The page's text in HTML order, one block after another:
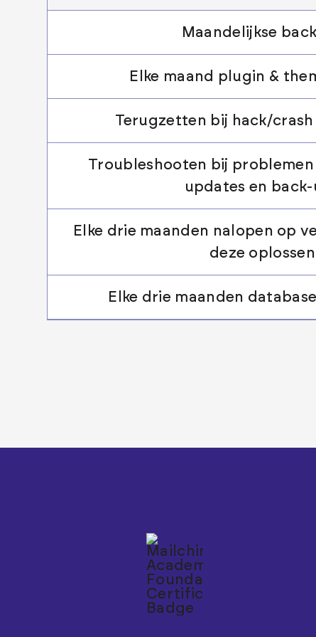
Maandelijkse
Elke maand plugin &
Terugzetten bij hack/
Troubleshooten bij
updates en back-
Elke drie maanden nalopen op
deze oplossen
Elke drie maanden